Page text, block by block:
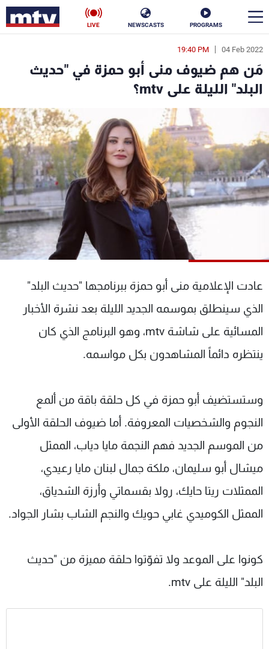
PROGRAMS
NEWSCASTS
LIVE
04 Feb 2022
19:40 PM
مَن هم ضيوف منى أبو حمزة في "حديث
البلد" الليلة على mtv؟
عادت الإعلامية منى أبو حمزة ببرنامجها "حديث البلد"
الذي سينطلق بموسمه الجديد الليلة بعد نشرة الأخبار
المسائية على شاشة mtv، وهو البرنامج الذي كان
ينتظره دائماً المشاهدون بكل مواسمه.
وستستضيف أبو حمزة في كل حلقة باقة من ألمع
النجوم والشخصيات المعروفة. أما ضيوف الحلقة الأولى
من الموسم الجديد فهم النجمة مايا دياب، الممثل
ميشال أبو سليمان، ملكة جمال لبنان مايا رعيدي،
الممثلات ريتا حايك، رولا بقسماتي وأرزة الشدياق،
الممثل الكوميدي غابي حويك والنجم الشاب بشار الجواد.
كونوا على الموعد ولا تفوّتوا حلقة مميزة من "حديث
البلد" الليلة على mtv.
en
الأخبار
إقتصاد فن
منوعات رياضة
كأس العالم
جدول البرامج
شاهد البرامج
عن MTV
الإنـتـاج
لاعلاناتكم
وظائف
تواصل معنا
شروط الإسـتخدام